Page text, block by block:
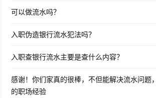
可以做流水吗？
入职伪造银行流水犯法吗？
入职查银行流水主要是查什么内容？
感谢！你们家真的很棒，不但能解决流水问题
的职场经验